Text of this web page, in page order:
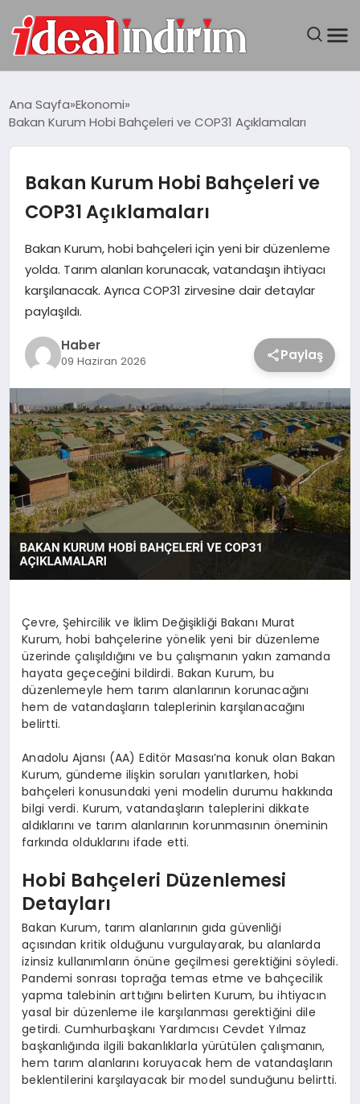
DÜNYA
SEYAHAT
TEKNOLOJI
YAŞAM
Ana Sayfa Ekonomi
Bakan Kurum Hobi Bahçeleri ve COP31 Açıklamaları
Bakan Kurum Hobi Bahçeleri ve
COP31 Açıklamaları
Bakan Kurum, hobi bahçeleri için yeni bir düzenleme
yolda. Tarım alanları korunacak, vatandaşın ihtiyacı
karşılanacak. Ayrıca COP31 zirvesine dair detaylar
paylaşıldı.
Haber
09 Haziran 2026 Paylaş
Çevre, Şehircilik ve İklim Değişikliği Bakanı Murat
Kurum, hobi bahçelerine yönelik yeni bir düzenleme
üzerinde çalışıldığını ve bu çalışmanın yakın zamanda
hayata geçeceğini bildirdi. Bakan Kurum, bu
düzenlemeyle hem tarım alanlarının korunacağını
hem de vatandaşların taleplerinin karşılanacağını
belirtti.
Anadolu Ajansı (AA) Editör Masası’na konuk olan Bakan
Kurum, gündeme ilişkin soruları yanıtlarken, hobi
bahçeleri konusundaki yeni modelin durumu hakkında
bilgi verdi. Kurum, vatandaşların taleplerini dikkate
aldıklarını ve tarım alanlarının korunmasının öneminin
farkında olduklarını ifade etti.
Hobi Bahçeleri Düzenlemesi
Detayları
Bakan Kurum, tarım alanlarının gıda güvenliği
açısından kritik olduğunu vurgulayarak, bu alanlarda
izinsiz kullanımların önüne geçilmesi gerektiğini söyledi.
Pandemi sonrası toprağa temas etme ve bahçecilik
yapma talebinin arttığını belirten Kurum, bu ihtiyacın
yasal bir düzenleme ile karşılanması gerektiğini dile
getirdi. Cumhurbaşkanı Yardımcısı Cevdet Yılmaz
başkanlığında ilgili bakanlıklarla yürütülen çalışmanın,
hem tarım alanlarını koruyacak hem de vatandaşların
beklentilerini karşılayacak bir model sunduğunu belirtti.